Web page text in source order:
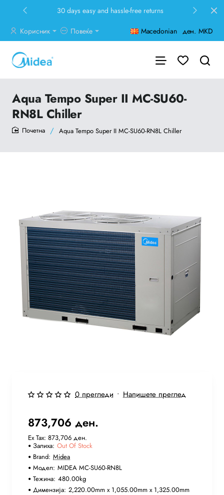
30 days easy and hassle-free returns
Корисник Повеќе Macedonian ден. MKD
Aqua Tempo Super II MC-SU60-
RN8L Chiller
Aqua Tempo Super II MC-SU60-RN8L Chiller
Out Of Stock 0 прегледи • Напишете преглед
873,706 ден.
Ex Tax: 873,706 ден.
Залиха: Out Of Stock
Brand: Midea
Модел: MIDEA MC-SU60-RN8L
Тежина: 480.00kg
Димензија: 2,220.00mm x 1,055.00mm x 1,325.00mm